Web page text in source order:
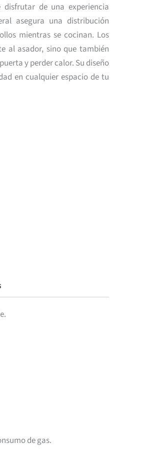
de una experiencia
asegura una distribución
mientras se cocinan. Los
al asador, sino que también
y perder calor. Su diseño
en cualquier espacio de tu
de gas.